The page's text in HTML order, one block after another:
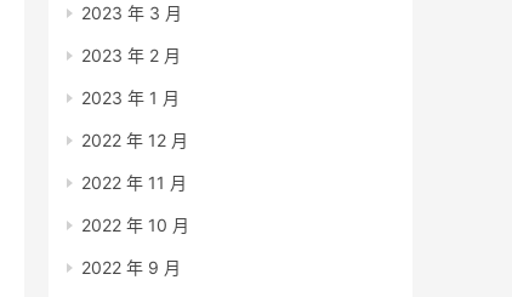
2023 年 3 月
2023 年 2 月
2023 年 1 月
2022 年 12 月
2022 年 11 月
2022 年 10 月
2022 年 9 月